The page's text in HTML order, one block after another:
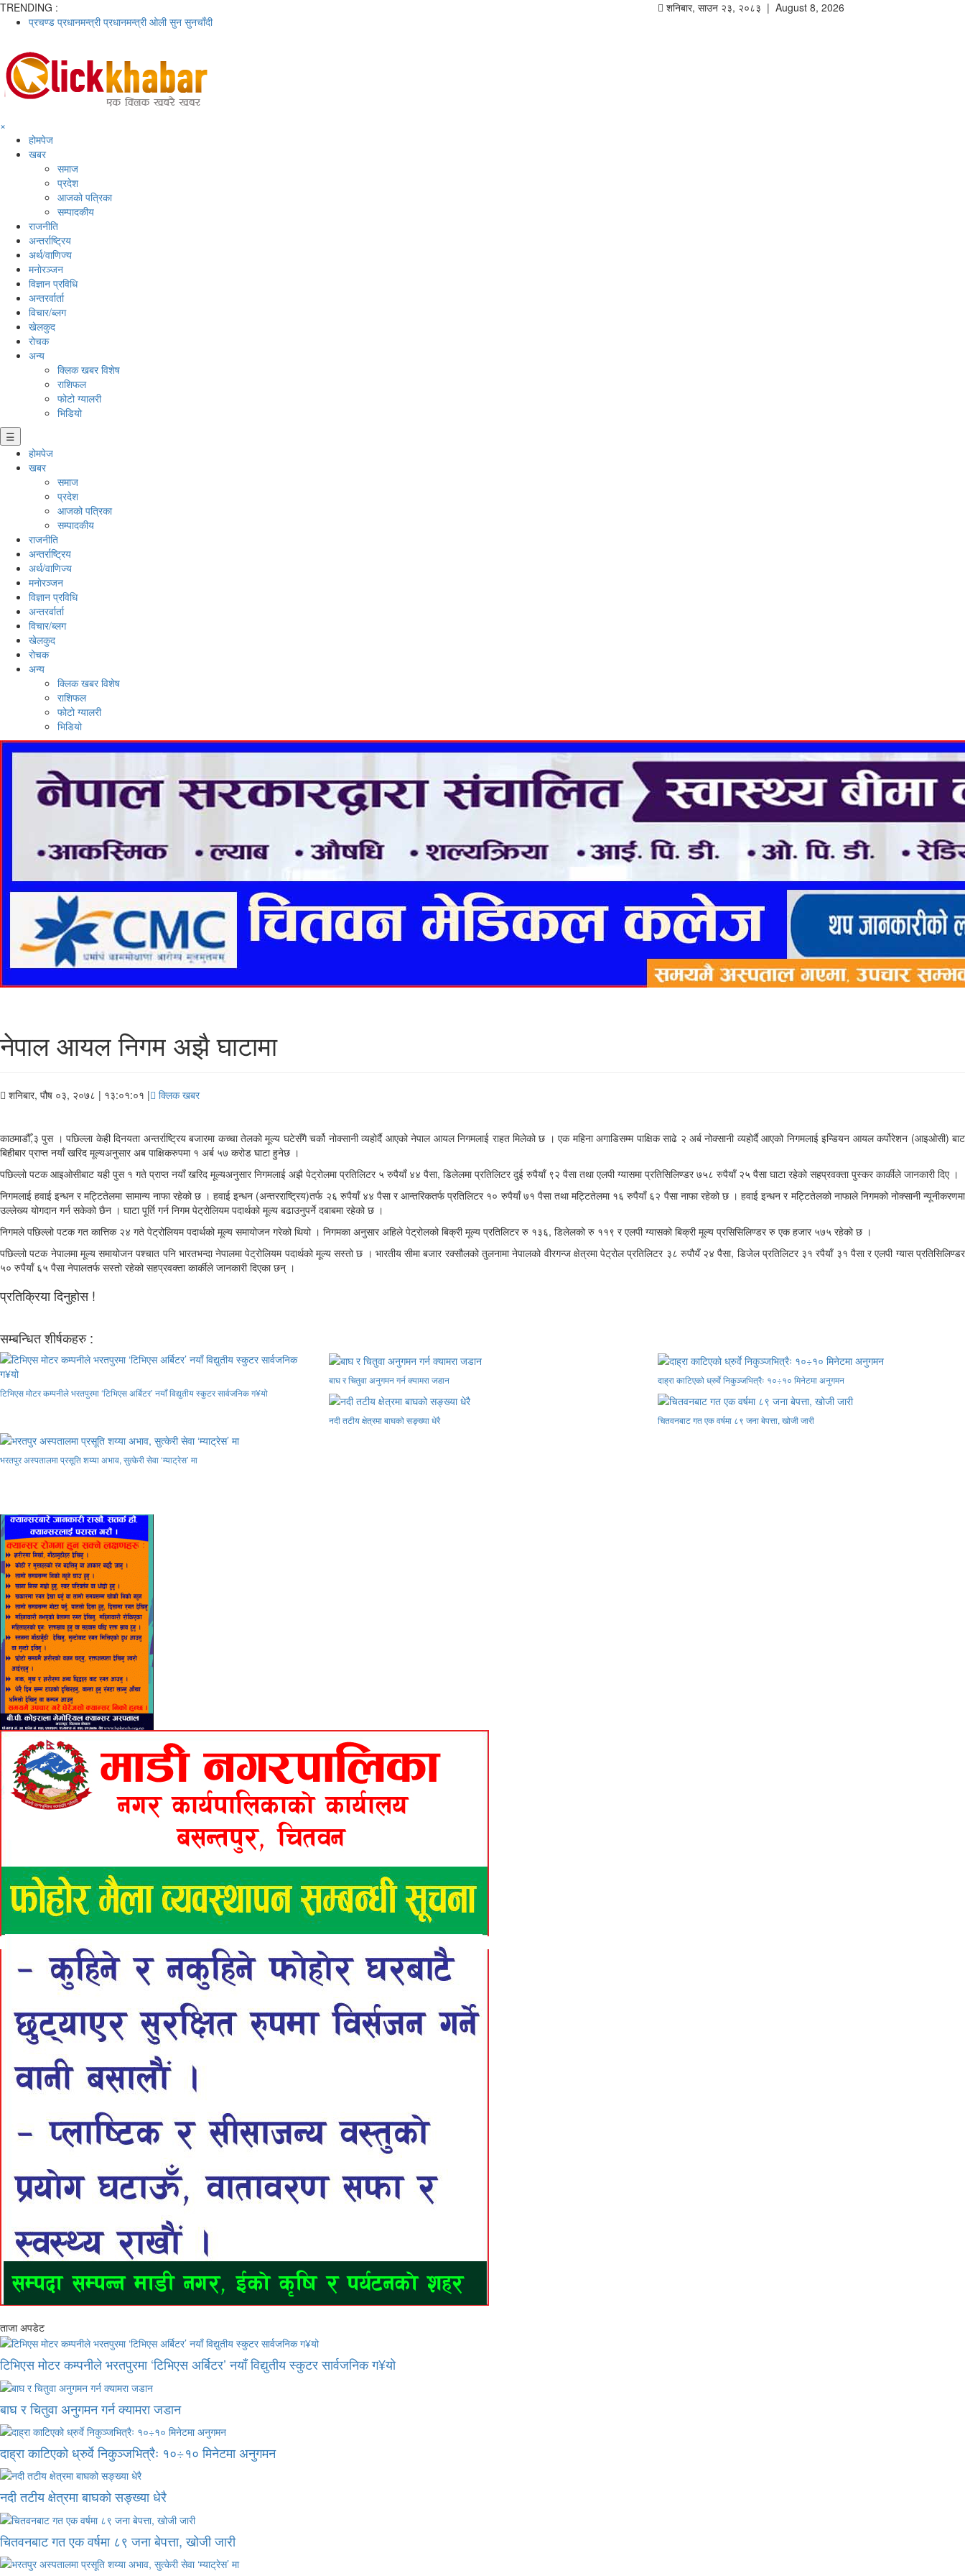
TRENDING :
प्रचण्ड प्रधानमन्त्री प्रधानमन्त्री ओली सुन सुनचाँदी
शनिबार, साउन २३, २०८३ | August 8, 2026
×
होमपेज
खबर
समाज
प्रदेश
आजको पत्रिका
सम्पादकीय
राजनीति
अन्तर्राष्ट्रिय
अर्थ/वाणिज्य
मनाेरञ्जन
विज्ञान प्रविधि
अन्तरर्वार्ता
विचार/ब्लग
खेलकुद
रोचक
अन्य
क्लिक खबर विशेष
राशिफल
फोटो ग्यालरी
भिडियो
☰
होमपेज
खबर
समाज
प्रदेश
आजको पत्रिका
सम्पादकीय
राजनीति
अन्तर्राष्ट्रिय
अर्थ/वाणिज्य
मनाेरञ्जन
विज्ञान प्रविधि
अन्तरर्वार्ता
विचार/ब्लग
खेलकुद
रोचक
अन्य
क्लिक खबर विशेष
राशिफल
फोटो ग्यालरी
भिडियो
नेपाल आयल निगम अझै घाटामा
शनिबार, पौष ०३, २०७८ | १३:०१:०१ | क्लिक खबर
काठमाडौँ,३ पुस । पछिल्ला केही दिनयता अन्तर्राष्ट्रिय बजारमा कच्चा तेलको मूल्य घटेसँगै चर्को नोक्सानी व्यहोर्दै आएको नेपाल आयल निगमलाई राहत मिलेको छ । एक महिना अगाडिसम्म पाक्षिक साढे २ अर्ब नोक्सानी व्यहोर्दै आएको निगमलाई इन्डियन आयल कर्पोरेशन (आइओसी) बाट
बिहीबार प्राप्त नयाँ खरिद मूल्यअनुसार अब पाक्षिकरुपमा १ अर्ब ५७ करोड घाटा हुनेछ ।
पछिल्लो पटक आइओसीबाट यही पुस १ गते प्राप्त नयाँ खरिद मूल्यअनुसार निगमलाई अझै पेट्रोलमा प्रतिलिटर ५ रुपैयाँ ४४ पैसा, डिलेलमा प्रतिलिटर दुई रुपैयाँ ९२ पैसा तथा एलपी ग्यासमा प्रतिसिलिण्डर ७५८ रुपैयाँ २५ पैसा घाटा रहेको सहप्रवक्ता पुस्कर कार्कीले जानकारी दिए ।
निगमलाई हवाई इन्धन र मट्टितेलमा सामान्य नाफा रहेको छ । हवाई इन्धन (अन्तरराष्ट्रिय)तर्फ २६ रुपैयाँ ४४ पैसा र आन्तरिकतर्फ प्रतिलिटर १० रुपैयाँ ७१ पैसा तथा मट्टितेलमा १६ रुपैयाँ ६२ पैसा नाफा रहेको छ । हवाई इन्धन र मट्टितेलको नाफाले निगमको नोक्सानी न्यूनीकरणमा
उल्लेख्य योगदान गर्न सकेको छैन । घाटा पूर्ति गर्न निगम पेट्रोलियम पदार्थको मूल्य बढाउनुपर्ने दबाबमा रहेको छ ।
निगमले पछिल्लो पटक गत कात्तिक २४ गते पेट्रोलियम पदार्थको मूल्य समायोजन गरेको थियो । निगमका अनुसार अहिले पेट्रोलको बिक्री मूल्य प्रतिलिटर रु १३६, डिलेलको रु ११९ र एलपी ग्यासको बिक्री मूल्य प्रसिसिलिण्डर रु एक हजार ५७५ रहेको छ ।
पछिल्लो पटक नेपालमा मूल्य समायोजन पश्चात पनि भारतभन्दा नेपालमा पेट्रोलियम पदार्थको मूल्य सस्तो छ । भारतीय सीमा बजार रक्सौलको तुलनामा नेपालको वीरगन्ज क्षेत्रमा पेट्रोल प्रतिलिटर ३८ रुपौयँ २४ पैसा, डिजेल प्रतिलिटर ३१ रपैयाँ ३१ पैसा र एलपी ग्यास प्रतिसिलिण्डर
५० रुपैयाँ ६५ पैसा नेपालतर्फ सस्तो रहेको सहप्रवक्ता कार्कीले जानकारी दिएका छन् ।
प्रतिक्रिया दिनुहोस !
सम्बन्धित शीर्षकहरु :
टिभिएस मोटर कम्पनीले भरतपुरमा ‘टिभिएस अर्बिटर’ नयाँ विद्युतीय स्कुटर सार्वजनिक ग¥यो
बाघ र चितुवा अनुगमन गर्न क्यामरा जडान दाह्रा काटिएको ध्रुर्वे निकुञ्जभित्रैः १०÷१० मिनेटमा अनुगमन
नदी तटीय क्षेत्रमा बाघको सङ्ख्या धेरै चितवनबाट गत एक वर्षमा ८९ जना बेपत्ता, खोजी जारी
भरतपुर अस्पतालमा प्रसूति शय्या अभाव, सुत्केरी सेवा ‘म्याट्रेस’ मा
ताजा अपडेट
टिभिएस मोटर कम्पनीले भरतपुरमा ‘टिभिएस अर्बिटर’ नयाँ विद्युतीय स्कुटर सार्वजनिक ग¥यो
बाघ र चितुवा अनुगमन गर्न क्यामरा जडान
दाह्रा काटिएको ध्रुर्वे निकुञ्जभित्रैः १०÷१० मिनेटमा अनुगमन
नदी तटीय क्षेत्रमा बाघको सङ्ख्या धेरै
चितवनबाट गत एक वर्षमा ८९ जना बेपत्ता, खोजी जारी